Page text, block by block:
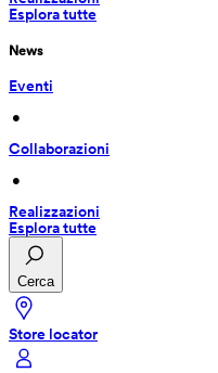
Esplora tutte
News
Eventi
•
Collaborazioni
•
Realizzazioni
Esplora tutte
Cerca
Store locator